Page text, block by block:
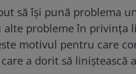
să își pună problema
alte probleme în privința
motivul pentru care
a dorit să liniștească